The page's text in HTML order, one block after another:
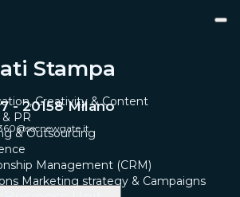
Creativity & Content
PR
& Outsourcing
Management (CRM)
Marketing strategy & Campaigns
Stampa
- 20158 Milano